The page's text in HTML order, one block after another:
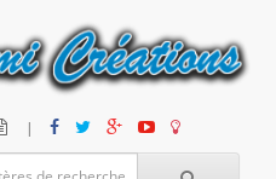
|